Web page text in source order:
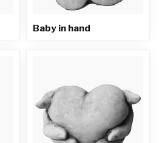
Baby in hand